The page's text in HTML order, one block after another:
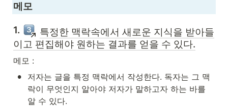
메모
1.
특정한 맥락속에서 새로운 지식을 받아들
이고 편집해야 원하는 결과를 얻을 수 있다.
메모 :
•
저자는 글을 특정 맥락에서 작성한다. 독자는 그 맥
락이 무엇인지 알아야 저자가 말하고자 하는 바를
알 수 있다.